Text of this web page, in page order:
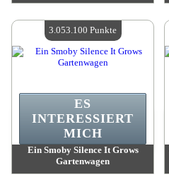
Verfügbare Menge:4
Ein Smoby Silence It Grows
Gartenwagen
ES
INTERESSIERT
MICH
3.053.100 Punkte